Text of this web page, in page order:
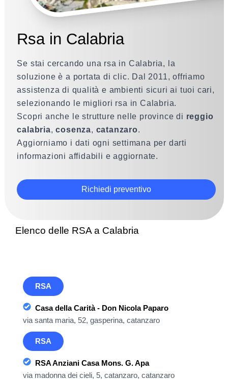
Rsa in Calabria
Se stai cercando una rsa in Calabria, la
soluzione è a portata di clic. Dal 2011, offriamo
assistenza di qualità e ambienti sicuri ai tuoi cari,
selezionando le migliori rsa in Calabria.
Scopri anche le strutture nelle province di reggio
calabria,cosenza, catanzaro.
Aggiorniamo i dati ogni settimana per darti
informazioni affidabili e aggiornate.
Richiedi preventivo
Elenco delle RSA a Calabria
RSA
Casa della Carità - Don Nicola Paparo
via santa maria, 52, gasperina, catanzaro
RSA
RSA Anziani Casa Mons. G. Apa
via madonna dei cieli, 5, catanzaro, catanzaro